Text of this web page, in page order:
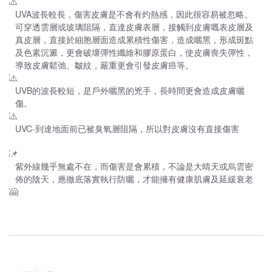
UVA波長較長，傷害皮膚是不會有灼熱感，因此很容易被忽略。
可穿透雲層或玻璃阻隔，直達皮膚表層，接觸到皮膚嘅表皮層及
真皮層，直接於細胞層面造成累積性傷害，造成曬黑，形成斑點
及色素沉澱，更會破壞彈性纖維和膠原蛋白，使皮膚喪失彈性，
導致皮膚鬆弛、皺紋，嚴重更會引發皮膚癌等。
UVB的波長較短，是戶外曬黑的兇手，長時間更會造成皮膚曬
傷。
UVC-到達地面前已被臭氧層阻隔，所以對皮膚沒有直接傷害
紫外線幾乎無處不在，而傷害是會累積，不論是大晴天或烏雲密
佈的陰天，應徹底落實執行防曬，才能擁有健康肌膚及延緩衰老